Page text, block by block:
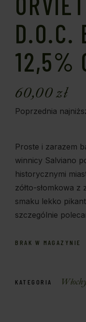
D.O.C.
12,5%
60,00zł
Poprzednia
Proste i zarazem
winnicy Salviano
historycznymi
zółto-słomkowa z
smaku lekko
szczególnie
BRAK W MAGAZYNIE
KATEGORIA